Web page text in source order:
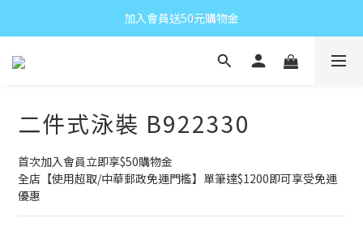
加入會員送50元購物金
二件式泳裝 B922330
首次加入會員立即享$50購物金
全店【使用超取/中華郵政免運門檻】單筆達$1200即可享受免運
優惠